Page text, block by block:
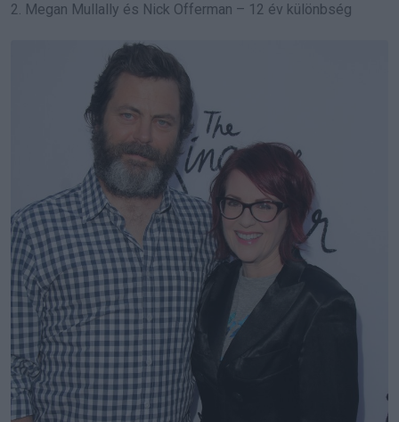
2. Megan Mullally és Nick Offerman – 12 év különbség